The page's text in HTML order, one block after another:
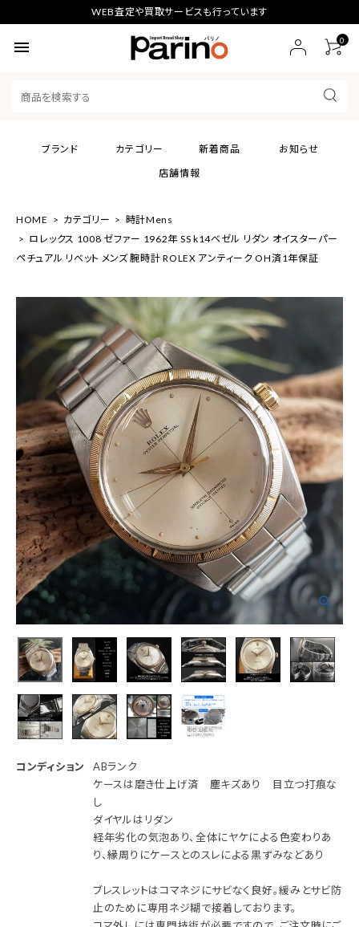
WEB査定や買取サービスも行っています
menu 0
ブランド カテゴリー 新着商品
お知らせ
店舗情報
HOME カテゴリー
時計Mens
ロレックス 1008 ゼファー 1962年 SS k14ベゼル リダン オイスターパー
ペチュアル リベット メンズ 腕時計 ROLEX アンティーク OH済1年保証
コンディション
ABランク
ケースは磨き仕上げ済 塵キズあり 目立つ打痕な
し
ダイヤルはリダン
経年劣化の気泡あり、全体にヤケによる色変わりあ
り、縁周りにケースとのスレによる黒ずみなどあり
ブレスレットはコマネジにサビなく良好。緩みとサビ防
止のために専用ネジ糊で接着しております。